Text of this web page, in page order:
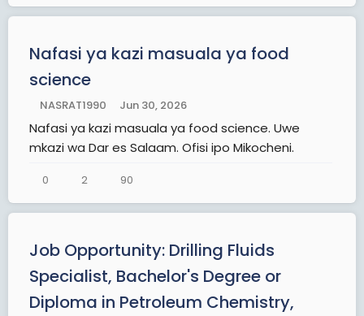
Nafasi ya kazi masuala ya food
science
NASRAT1990 Jun 30, 2026
Nafasi ya kazi masuala ya food science. Uwe
mkazi wa Dar es Salaam. Ofisi ipo Mikocheni.
0 2 90
Job Opportunity: Drilling Fluids
Specialist, Bachelor's Degree or
Diploma in Petroleum Chemistry,